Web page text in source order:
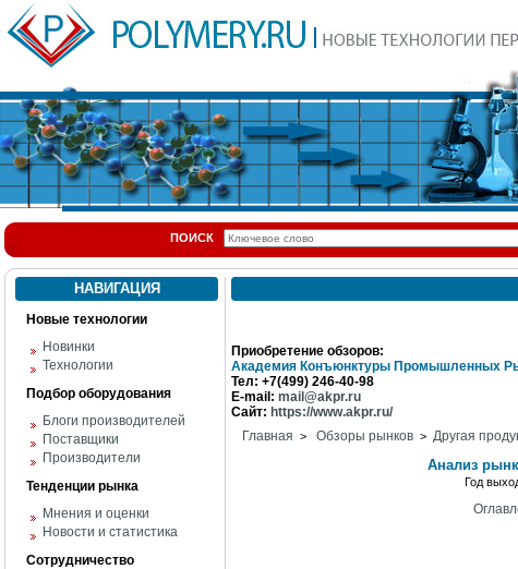
ПОИСК
НАВИГАЦИЯ
Новые технологии
Новинки
Технологии
Подбор оборудования
Блоги производителей
Поставщики
Производители
Тенденции рынка
Мнения и оценки
Новости и статистика
Сотрудничество
Приобретение обзоров:
Академия Конъюнктуры Промышленных
Тел: +7(499) 246-40-98
E-mail: mail@akpr.ru
Сайт: https://www.akpr.ru/
Главная > Обзоры рынков > Другая
Анализ
Год